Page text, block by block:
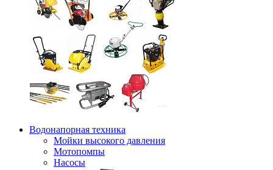
Водонапорная техника
Мойки высокого давления
Мотопомпы
Насосы